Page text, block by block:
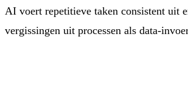
AI voert repetitieve taken consistent uit
vergissingen uit processen als data-